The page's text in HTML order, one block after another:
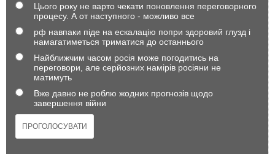
Цього року не варто чекати поновлення переговорного
процесу. А от наступного - можливо все
рф навпаки піде на ескалацію попри здоровий глузд і
намагатиметься триматися до останнього
Найближчим часом росія може погодитись на
переговори, але серйозних намірів росіяни не
матимуть
Вже давно не роблю жодних прогнозів щодо
завершення війни